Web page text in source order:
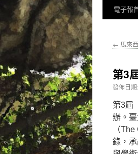
跳
主
內
容
電子報
← 馬來
第3
發佈日期:
第3屆
辦。
（
錄，